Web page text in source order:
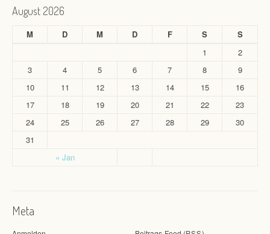
August 2026
M D M D F S S
« Jan
1
2
3
4 5 6 7 8
9
10
11 12 13 14 15
16
17
18 19 20 21 22
23
24
25 26 27 28 29
30
31
Meta